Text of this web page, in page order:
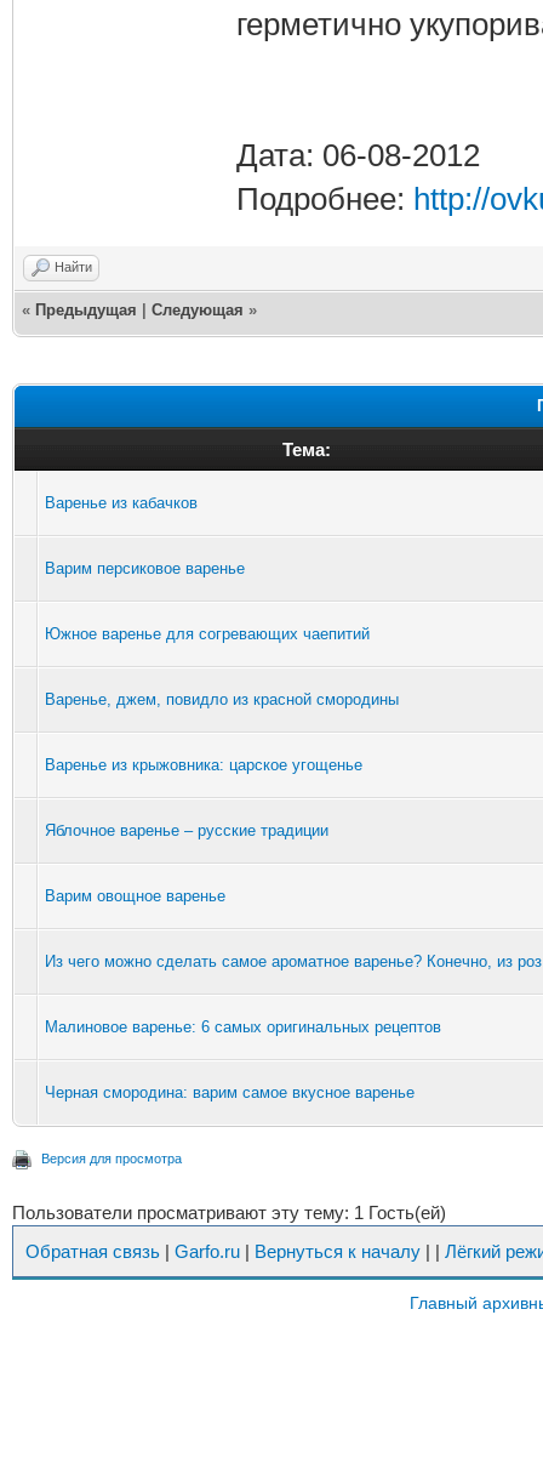
герметично
Дата: 06-08-2012
Подробнее: http://
Найти
« Предыдущая Следующая »
Тема:
Варенье из кабачков
Варим персиковое варенье
Южное варенье для согревающих чаепитий
Варенье, джем, повидло из красной смородины
Варенье из крыжовника: царское угощенье
Яблочное варенье – русские традиции
Варим овощное варенье
Из чего можно сделать самое ароматное варенье? Конечно, из
Малиновое варенье: 6 самых оригинальных рецептов
Черная смородина: варим самое вкусное варенье
Версия для просмотра
Пользователи просматривают эту тему: 1 Гость(ей)
Обратная связь | Garfo.ru | Вернуться к началу | | Лёгкий
Главный